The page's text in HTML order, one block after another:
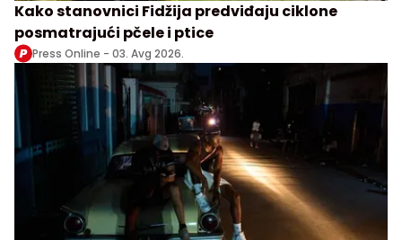
Kako stanovnici Fidžija predviđaju ciklone
posmatrajući pčele i ptice
Press Online - 03. Avg 2026.